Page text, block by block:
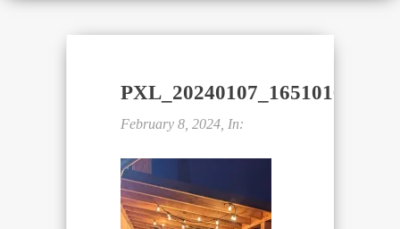
February 8, 2024, In: